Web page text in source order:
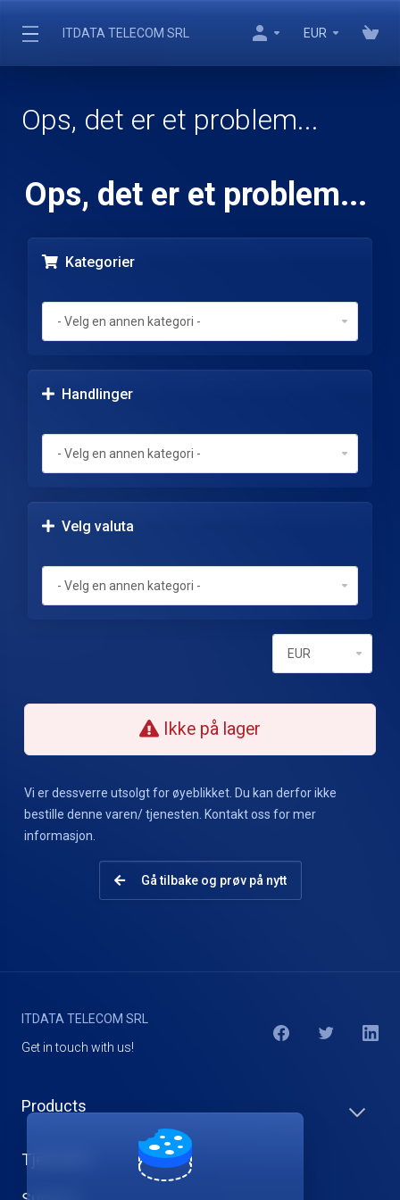
ITDATA TELECOM SRL EUR
Ops, det er et problem...
Ops, det er et problem...
Kategorier
Handlinger
Velg valuta
Ikke på lager
Vi er dessverre utsolgt for øyeblikket. Du kan derfor ikke
bestille denne varen/ tjenesten. Kontakt oss for mer
informasjon.
Gå tilbake og prøv på nytt
ITDATA TELECOM SRL
Get in touch with us!
Products
Tjenester